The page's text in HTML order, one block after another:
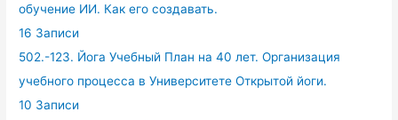
обучение ИИ. Как его создавать.
16 Записи
502.-123. Йога Учебный План на 40 лет. Организация
учебного процесса в Университете Открытой йоги.
10 Записи